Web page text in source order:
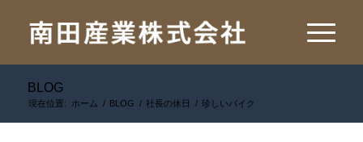
BLOG
現在位置: ホーム / BLOG / 社長の休日 / 珍しいバイク